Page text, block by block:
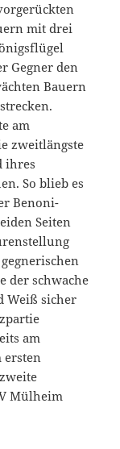
mit drei
Gegner den
Bauern
am
zweitlängste
ihres
So blieb es
Benoni-
Seiten
der schwache
Weiß sicher
am
ersten
Mülheim